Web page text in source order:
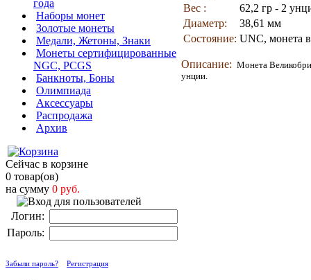
года
Наборы монет
Золотые монеты
Медали, Жетоны, Знаки
Монеты сертифицированные
NGC, PCGS
Банкноты, Боны
Олимпиада
Аксессуары
Распродажа
Архив
Сейчас в корзине
0 товар(ов)
на сумму 0 руб.
Логин:
Пароль:
Забыли пароль? Регистрация
Вес :
62,2 гр - 2
Диаметр:
38,61 мм
Состояние: UNC, монета
Описание: Монета
унции.